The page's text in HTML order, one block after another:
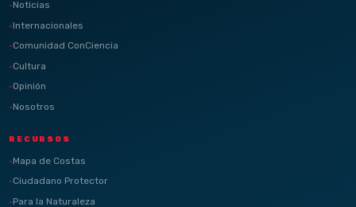
Noticias
Internacionales
Comunidad ConCiencia
Cultura
Opinión
Nosotros
RECURSOS
Mapa de Costas
Ciudadano Protector
Para la Naturaleza